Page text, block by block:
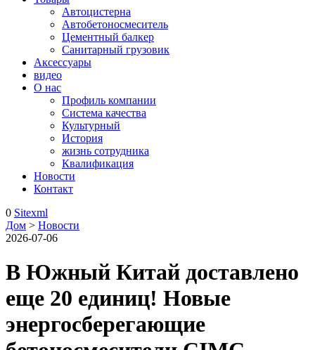
Автоцистерна
Автобетоносмеситель
Цементный балкер
Санитарный грузовик
Аксессуары
видео
О нас
Профиль компании
Система качества
Культурный
История
жизнь сотрудника
Квалификация
Новости
Контакт
0 Sitexml
Дом > Новости
2026-07-06
В Южный Китай доставлено
еще 20 единиц! Новые
энергосберегающие